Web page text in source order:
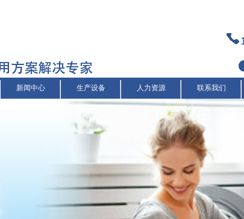
新闻中心 生产设备 人力资源 联系我们